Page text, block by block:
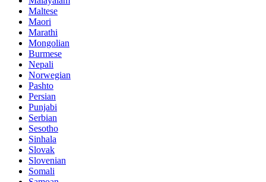
Maltese
Maori
Marathi
Mongolian
Burmese
Nepali
Norwegian
Pashto
Persian
Punjabi
Serbian
Sesotho
Sinhala
Slovak
Slovenian
Somali